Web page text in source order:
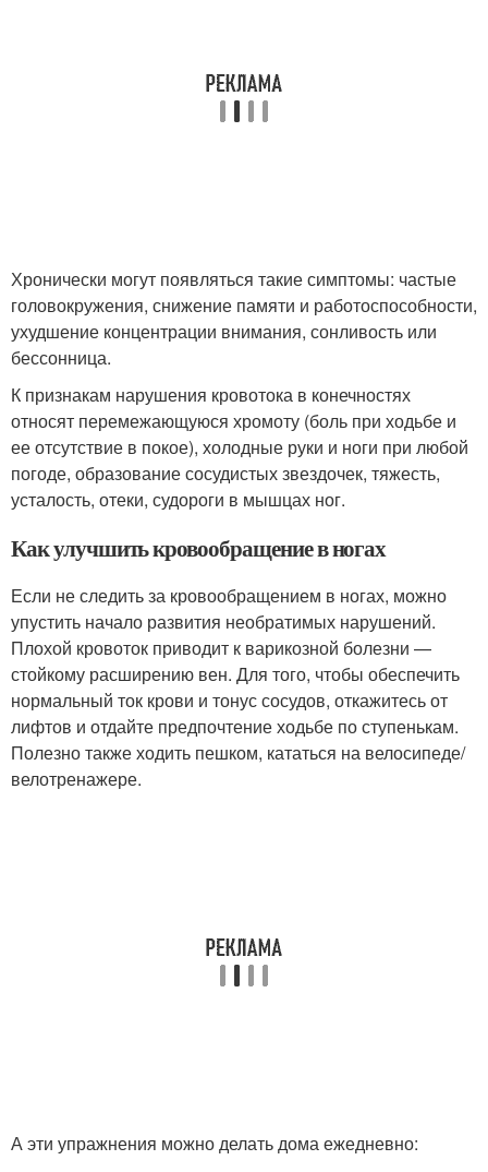
Хронически могут появляться такие симптомы: частые
головокружения, снижение памяти и работоспособности,
ухудшение концентрации внимания, сонливость или
бессонница.
К признакам нарушения кровотока в конечностях
относят перемежающуюся хромоту (боль при ходьбе и
ее отсутствие в покое), холодные руки и ноги при любой
погоде, образование сосудистых звездочек, тяжесть,
усталость, отеки, судороги в мышцах ног.
Как улучшить кровообращение в ногах
Если не следить за кровообращением в ногах, можно
упустить начало развития необратимых нарушений.
Плохой кровоток приводит к варикозной болезни —
стойкому расширению вен. Для того, чтобы обеспечить
нормальный ток крови и тонус сосудов, откажитесь от
лифтов и отдайте предпочтение ходьбе по ступенькам.
Полезно также ходить пешком, кататься на велосипеде/
велотренажере.
А эти упражнения можно делать дома ежедневно: